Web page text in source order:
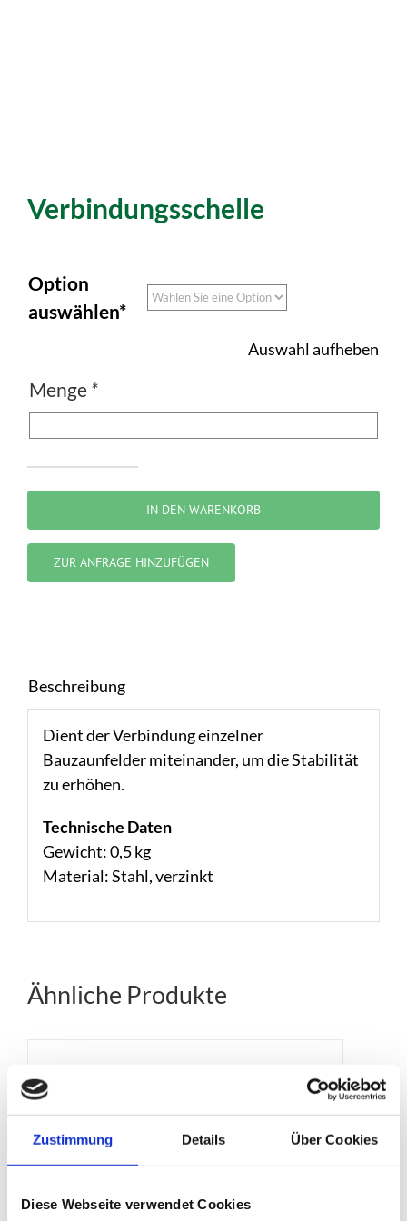
Zustimmung Details Über Cookies
Diese Webseite verwendet Cookies
Verbindungsschelle
Option
auswählen*
Auswahl aufheben
Menge *
IN DEN WARENKORB
ZUR ANFRAGE HINZUFÜGEN
Beschreibung
Dient der Verbindung einzelner
Bauzaunfelder miteinander, um die Stabilität
zu erhöhen.
Technische Daten
Gewicht: 0,5 kg
Material: Stahl, verzinkt
Ähnliche Produkte